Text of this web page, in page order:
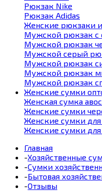
Рюкзак Nike
Рюкзак Adidas
Женские рюкзаки
Мужской рюкзак с
Мужской рюкзак
Мужской серый
Мужской рюкзак
Мужской рюкзак
Мужской рюкзак
Женские сумки
Женская сумка
Женские сумки
Женские сумки
Женские сумки
Главная
-Хозяйственные
-Сумки
-Бытовая
-Отзывы